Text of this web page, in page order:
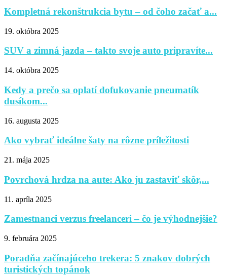
Kompletná rekonštrukcia bytu – od čoho začať a...
19. októbra 2025
SUV a zimná jazda – takto svoje auto pripravíte...
14. októbra 2025
Kedy a prečo sa oplatí dofukovanie pneumatík
dusíkom...
16. augusta 2025
Ako vybrať ideálne šaty na rôzne príležitosti
21. mája 2025
Povrchová hrdza na aute: Ako ju zastaviť skôr,...
11. apríla 2025
Zamestnanci verzus freelanceri – čo je výhodnejšie?
9. februára 2025
Poradňa začínajúceho trekera: 5 znakov dobrých
turistických topánok